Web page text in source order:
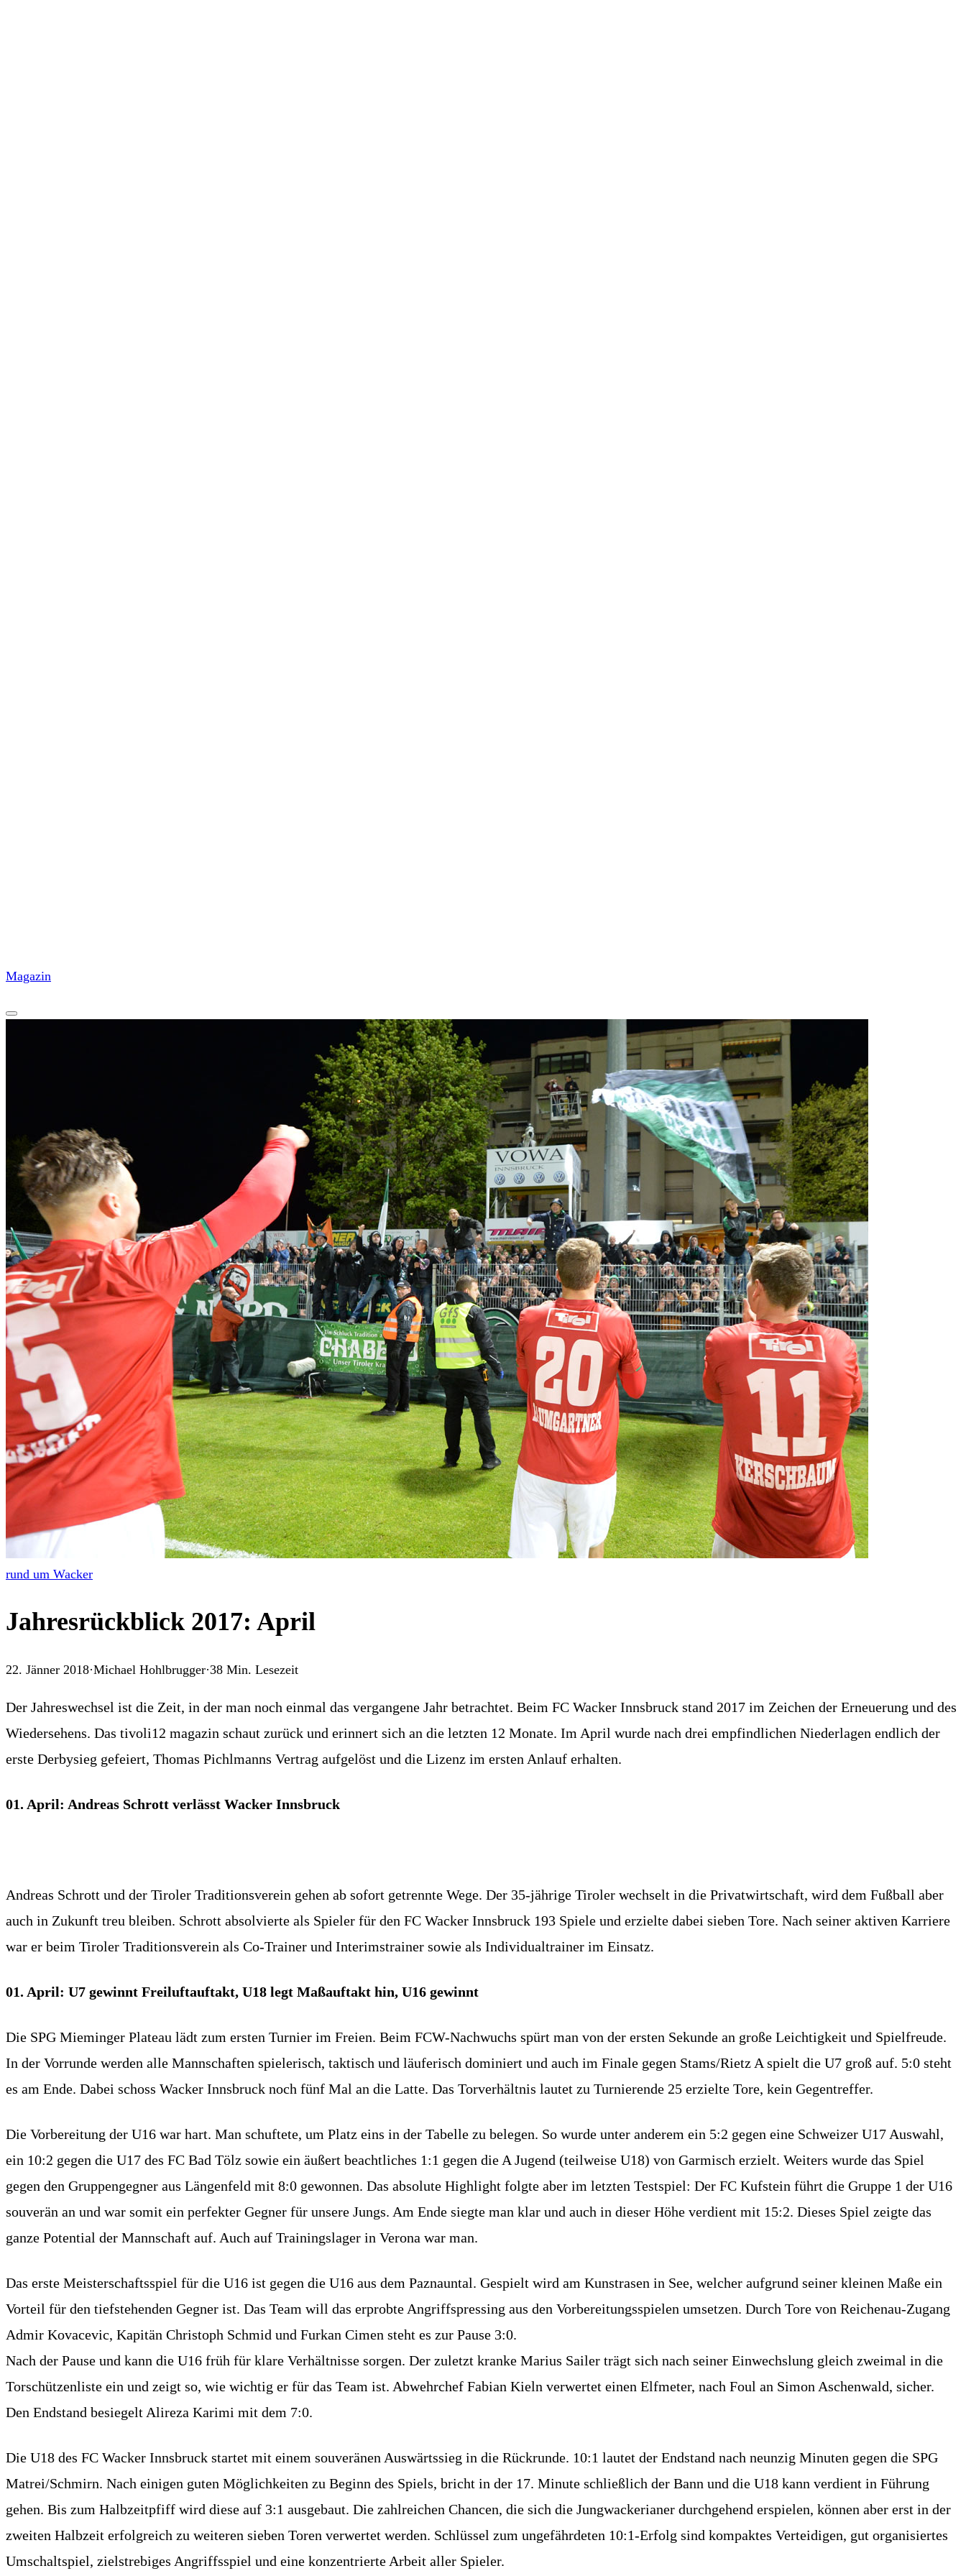
Magazin
rund um Wacker
Jahresrückblick 2017: April
22. Jänner 2018·Michael Hohlbrugger·38 Min. Lesezeit
Der Jahreswechsel ist die Zeit, in der man noch einmal das vergangene Jahr betrachtet. Beim FC Wacker Innsbruck stand 2017 im Zeichen der Erneuerung und des
Wiedersehens. Das tivoli12 magazin schaut zurück und erinnert sich an die letzten 12 Monate. Im April wurde nach drei empfindlichen Niederlagen endlich der
erste Derbysieg gefeiert, Thomas Pichlmanns Vertrag aufgelöst und die Lizenz im ersten Anlauf erhalten.
01. April: Andreas Schrott verlässt Wacker Innsbruck
Andreas Schrott und der Tiroler Traditionsverein gehen ab sofort getrennte Wege. Der 35-jährige Tiroler wechselt in die Privatwirtschaft, wird dem Fußball aber
auch in Zukunft treu bleiben. Schrott absolvierte als Spieler für den FC Wacker Innsbruck 193 Spiele und erzielte dabei sieben Tore. Nach seiner aktiven Karriere
war er beim Tiroler Traditionsverein als Co-Trainer und Interimstrainer sowie als Individualtrainer im Einsatz.
01. April: U7 gewinnt Freiluftauftakt, U18 legt Maßauftakt hin, U16 gewinnt
Die SPG Mieminger Plateau lädt zum ersten Turnier im Freien. Beim FCW-Nachwuchs spürt man von der ersten Sekunde an große Leichtigkeit und Spielfreude.
In der Vorrunde werden alle Mannschaften spielerisch, taktisch und läuferisch dominiert und auch im Finale gegen Stams/Rietz A spielt die U7 groß auf. 5:0 steht
es am Ende. Dabei schoss Wacker Innsbruck noch fünf Mal an die Latte. Das Torverhältnis lautet zu Turnierende 25 erzielte Tore, kein Gegentreffer.
Die Vorbereitung der U16 war hart. Man schuftete, um Platz eins in der Tabelle zu belegen. So wurde unter anderem ein 5:2 gegen eine Schweizer U17 Auswahl,
ein 10:2 gegen die U17 des FC Bad Tölz sowie ein äußert beachtliches 1:1 gegen die A Jugend (teilweise U18) von Garmisch erzielt. Weiters wurde das Spiel
gegen den Gruppengegner aus Längenfeld mit 8:0 gewonnen. Das absolute Highlight folgte aber im letzten Testspiel: Der FC Kufstein führt die Gruppe 1 der U16
souverän an und war somit ein perfekter Gegner für unsere Jungs. Am Ende siegte man klar und auch in dieser Höhe verdient mit 15:2. Dieses Spiel zeigte das
ganze Potential der Mannschaft auf. Auch auf Trainingslager in Verona war man.
Das erste Meisterschaftsspiel für die U16 ist gegen die U16 aus dem Paznauntal. Gespielt wird am Kunstrasen in See, welcher aufgrund seiner kleinen Maße ein
Vorteil für den tiefstehenden Gegner ist. Das Team will das erprobte Angriffspressing aus den Vorbereitungsspielen umsetzen. Durch Tore von Reichenau-Zugang
Admir Kovacevic, Kapitän Christoph Schmid und Furkan Cimen steht es zur Pause 3:0.
Nach der Pause und kann die U16 früh für klare Verhältnisse sorgen. Der zuletzt kranke Marius Sailer trägt sich nach seiner Einwechslung gleich zweimal in die
Torschützenliste ein und zeigt so, wie wichtig er für das Team ist. Abwehrchef Fabian Kieln verwertet einen Elfmeter, nach Foul an Simon Aschenwald, sicher.
Den Endstand besiegelt Alireza Karimi mit dem 7:0.
Die U18 des FC Wacker Innsbruck startet mit einem souveränen Auswärtssieg in die Rückrunde. 10:1 lautet der Endstand nach neunzig Minuten gegen die SPG
Matrei/Schmirn. Nach einigen guten Möglichkeiten zu Beginn des Spiels, bricht in der 17. Minute schließlich der Bann und die U18 kann verdient in Führung
gehen. Bis zum Halbzeitpfiff wird diese auf 3:1 ausgebaut. Die zahlreichen Chancen, die sich die Jungwackerianer durchgehend erspielen, können aber erst in der
zweiten Halbzeit erfolgreich zu weiteren sieben Toren verwertet werden. Schlüssel zum ungefährdeten 10:1-Erfolg sind kompaktes Verteidigen, gut organisiertes
Umschaltspiel, zielstrebiges Angriffsspiel und eine konzentrierte Arbeit aller Spieler.